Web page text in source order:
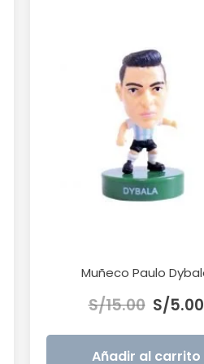
Muñeco Paulo
S/15.00 precio
original
era:
S/5.00
Añadir al carrito